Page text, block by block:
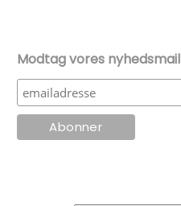
Modtag vores nyhedsmail